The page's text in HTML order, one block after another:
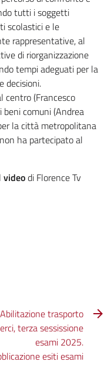
tutti i soggetti
scolastici e le
rappresentative, al
di riorganizzazione
tempi adeguati per la
decisioni.
centro (Francesco
beni comuni (Andrea
la città metropolitana
ha partecipato al
videodi Florence Tv
Abilitazione trasporto
terza sessissione
esami 2025.
esiti esami